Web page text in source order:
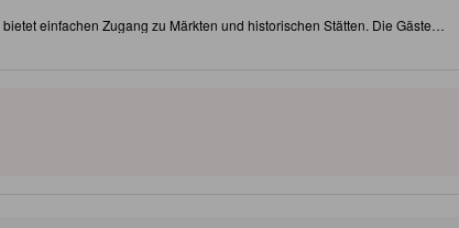
einfachen Zugang zu Märkten und historischen Stätten. Die Gäste
und exquisite Gerichte im Restaurant vor Ort mit Zimmerservice